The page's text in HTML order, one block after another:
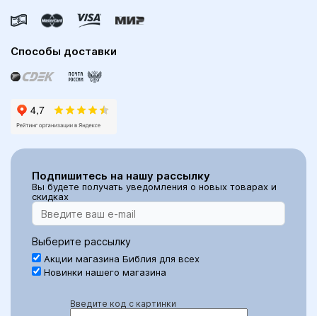
Способы доставки
Подпишитесь на нашу рассылку
Вы будете получать уведомления о новых товарах и
скидках
Выберите рассылку
Акции магазина Библия для всех
Новинки нашего магазина
Введите код с картинки